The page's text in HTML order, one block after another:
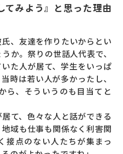
てみよう』と思った理由
氏、友達を作りたいからとい
か。祭りの世話人代表で、
た人が居て、学生をいっぱ
時は若い人が多かったし、
ら、そういうのも目当てと
て、色々な人と話ができる
域も仕事も関係なく利害関
接点のない人たちが集まっ